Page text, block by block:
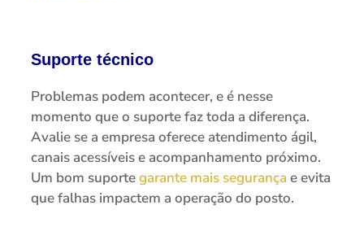
Suporte técnico
Problemas podem acontecer, e é nesse
momento que o suporte faz toda a diferença.
Avalie se a empresa oferece atendimento ágil,
canais acessíveis e acompanhamento próximo.
Um bom suportegarante mais segurança e evita
que falhas impactem a operação do posto.